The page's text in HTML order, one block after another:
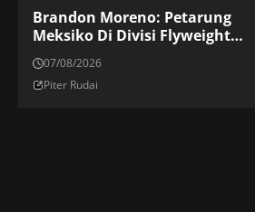
Brandon Moreno: Petarung
Meksiko Di Divisi Flyweight
UFC07/08/2026
Piter Rudai